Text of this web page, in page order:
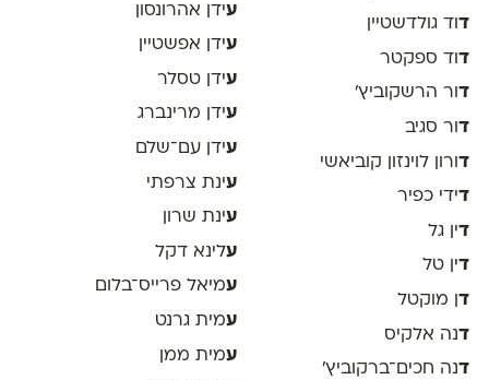
דוד גולדשטיין
דוד ספקטר
דור הרשקוביץ׳
דור סגיב
דורון לוינזון קוביאשי
דידי כפיר
דין גל
דין טל
דן מוקטל
דנה אלקיס
דנה חכים־ברקוביץ׳
עידן אהרונסון
עידן אפשטיין
עידן טסלר
עידן מרינברג
עידן עם־שלם
עינת צרפתי
עינת שרון
עלינא דקל
עמיאל פרייס־בלום
עמית גרנט
עמית ממן